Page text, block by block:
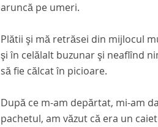
aruncă pe umeri.
Plătii şi mă retrăsei din mijlocul
şi în celălalt buzunar şi neaflînd
să fie călcat în picioare.
După ce m-am depărtat, mi-am
pachetul, am văzut că era un